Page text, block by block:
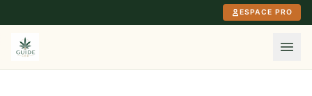
ESPACE PRO